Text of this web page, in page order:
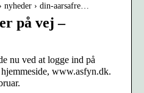
› din-aarsafre…
på vej –
nu ved at logge ind på
www.asfyn.dk.